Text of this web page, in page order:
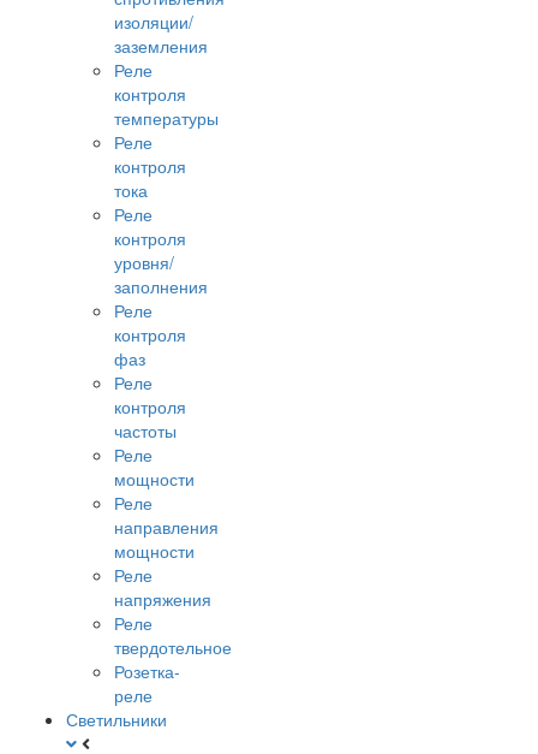
изоляции/
заземления
Реле
контроля
температуры
Реле
контроля
тока
Реле
контроля
уровня/
заполнения
Реле
контроля
фаз
Реле
контроля
частоты
Реле
мощности
Реле
направления
мощности
Реле
напряжения
Реле
твердотельное
Розетка-
реле
Светильники